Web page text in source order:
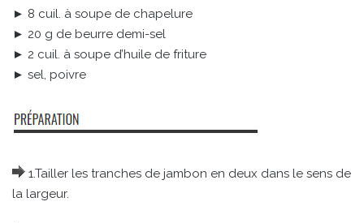
► 8 cuil. à soupe de chapelure
► 20 g de beurre demi-sel
► 2 cuil. à soupe d’huile de friture
► sel, poivre
1.Tailler les tranches de jambon en deux dans le sens de
la largeur.